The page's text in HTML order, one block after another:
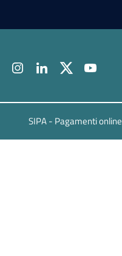
SIPA - Pagamenti online